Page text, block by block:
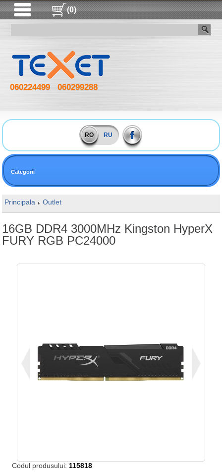
(0)
060224499 060299288
RO RU
Categorii
Principala Outlet
16GB DDR4 3000MHz Kingston HyperX
FURY RGB PC24000
Codul produsului: 115818